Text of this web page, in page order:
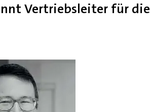
Vertriebsleiter für